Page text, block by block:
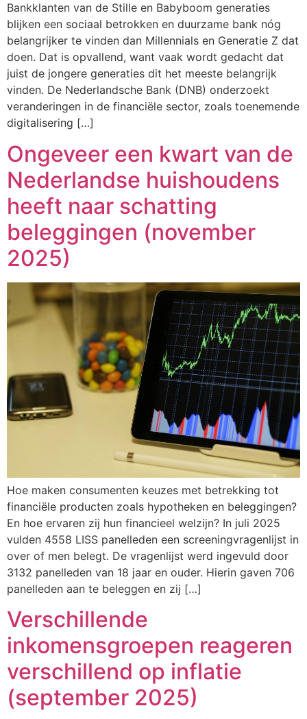
Bankklanten van de Stille en Babyboom generaties
blijken een sociaal betrokken en duurzame bank nóg
belangrijker te vinden dan Millennials en Generatie Z dat
doen. Dat is opvallend, want vaak wordt gedacht dat
juist de jongere generaties dit het meeste belangrijk
vinden. De Nederlandsche Bank (DNB) onderzoekt
veranderingen in de financiële sector, zoals toenemende
digitalisering […]
Ongeveer een kwart van de
Nederlandse huishoudens
heeft naar schatting
beleggingen (november
2025)
Hoe maken consumenten keuzes met betrekking tot
financiële producten zoals hypotheken en beleggingen?
En hoe ervaren zij hun financieel welzijn? In juli 2025
vulden 4558 LISS panelleden een screeningvragenlijst in
over of men belegt. De vragenlijst werd ingevuld door
3132 panelleden van 18 jaar en ouder. Hierin gaven 706
panelleden aan te beleggen en zij […]
Verschillende
inkomensgroepen reageren
verschillend op inflatie
(september 2025)